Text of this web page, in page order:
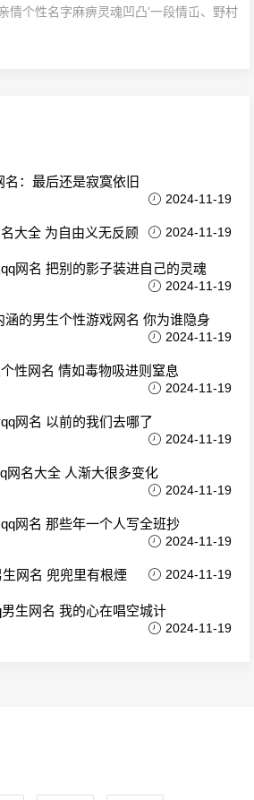
情个性名字麻痹灵魂凹凸'一段情屲、野村
：最后还是寂寞依旧
2024-11-19
大全 为自由义无反顾 2024-11-19
网名 把别的影子装进自己的灵魂
2024-11-19
的男生个性游戏网名 你为谁隐身
2024-11-19
性网名 情如毒物吸进则窒息
2024-11-19
网名 以前的我们去哪了
2024-11-19
网名大全 人渐大很多变化
2024-11-19
网名 那些年一个人写全班抄
2024-11-19
网名 兜兜里有根煙 2024-11-19
生网名 我的心在唱空城计
2024-11-19